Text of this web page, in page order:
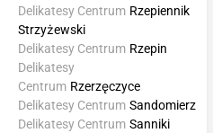
Delikatesy Centrum Rzepiennik
Strzyżewski
Delikatesy Centrum Rzepin
Delikatesy
Centrum Rzerzęczyce
Delikatesy Centrum Sandomierz
Delikatesy Centrum Sanniki